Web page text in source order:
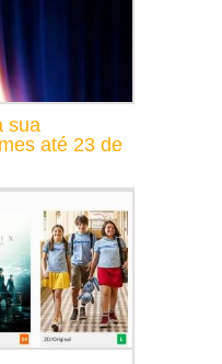
sua
até 23 de